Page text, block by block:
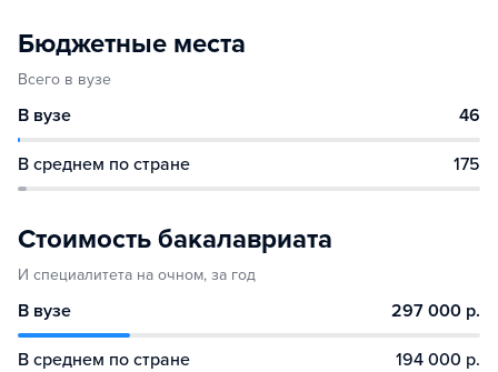
Бюджетные места
Всего в вузе
В вузе 46
В среднем по стране 175
Стоимость бакалавриата
И специалитета на очном, за год
В вузе 297 000 р.
В среднем по стране 194 000 р.